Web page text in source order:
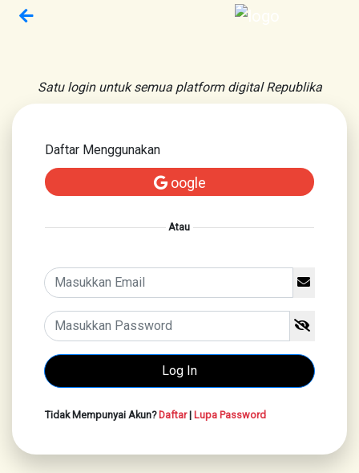
Satu login untuk semua platform digital Republika
Daftar Menggunakan
oogle
Atau
Tidak Mempunyai Akun?Daftar| Lupa Password